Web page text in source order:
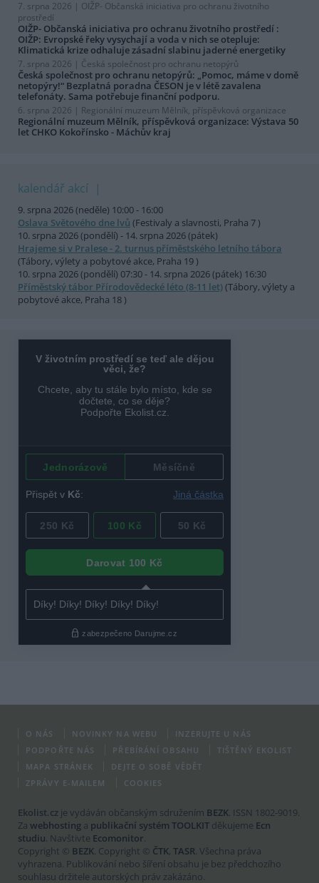
7. srpna 2026 | OIŽP- Občanská iniciativa pro ochranu životního
prostředí
OIŽP- Občanská iniciativa pro ochranu životního prostředí :
OIŽP: Evropské řeky vysychají a voda v nich se otepluje:
Klimatická krize odhaluje zásadní slabinu jaderné energetiky
7. srpna 2026 | Česká společnost pro ochranu netopýrů
Česká společnost pro ochranu netopýrů: „Pomoc, máme v domě
netopýry!“ Bezplatná poradna ČESON je v létě zavalena
telefonáty. Sama potřebuje finanční podporu.
6. srpna 2026 | Regionální muzeum Mělník, příspěvková organizace
Regionální muzeum Mělník, příspěvková organizace: Výstava 50
let CHKO Kokořínsko - Máchův kraj
kalendář akcí
9. srpna 2026 (neděle) 10:00 - 16:00
Oslava Světového dne lvů (Festivaly a slavnosti, Praha 7 )
10. srpna 2026 (pondělí) - 14. srpna 2026 (pátek)
Hrajeme si v Pralese - 2. turnus příměstského letního tábora
(Tábory, výlety a pobytové akce, Praha 19 )
10. srpna 2026 (pondělí) 07:30 - 14. srpna 2026 (pátek) 16:30
Příměstský tábor Přírodovědecké léto (8-11 let)(Tábory, výlety a
pobytové akce, Praha 18 )
O NÁS NOVINKY NA WEBU
INZERUJTE U NÁS
PODPOŘTE NÁS
PŘEBÍRÁNÍ OBSAHU
TIŠTĚNÝ EKOLIST
MAPA STRÁNEK
DEJTE O SOBĚ VĚDĚT
ZPRÁVY E-MAILEM
COOKIES
Ekolist.cz je vydáván občanským sdružením BEZK. ISSN 1802-9019.
Za webhosting a publikační systém TOOLKIT děkujeme Ecn
studiu. Navštivte Ecomonitor.
Copyright © BEZK. Copyright © ČTK, TASR. Všechna práva
vyhrazena. Publikování nebo šíření obsahu je bez předchozího
souhlasu držitele autorských práv zakázáno.